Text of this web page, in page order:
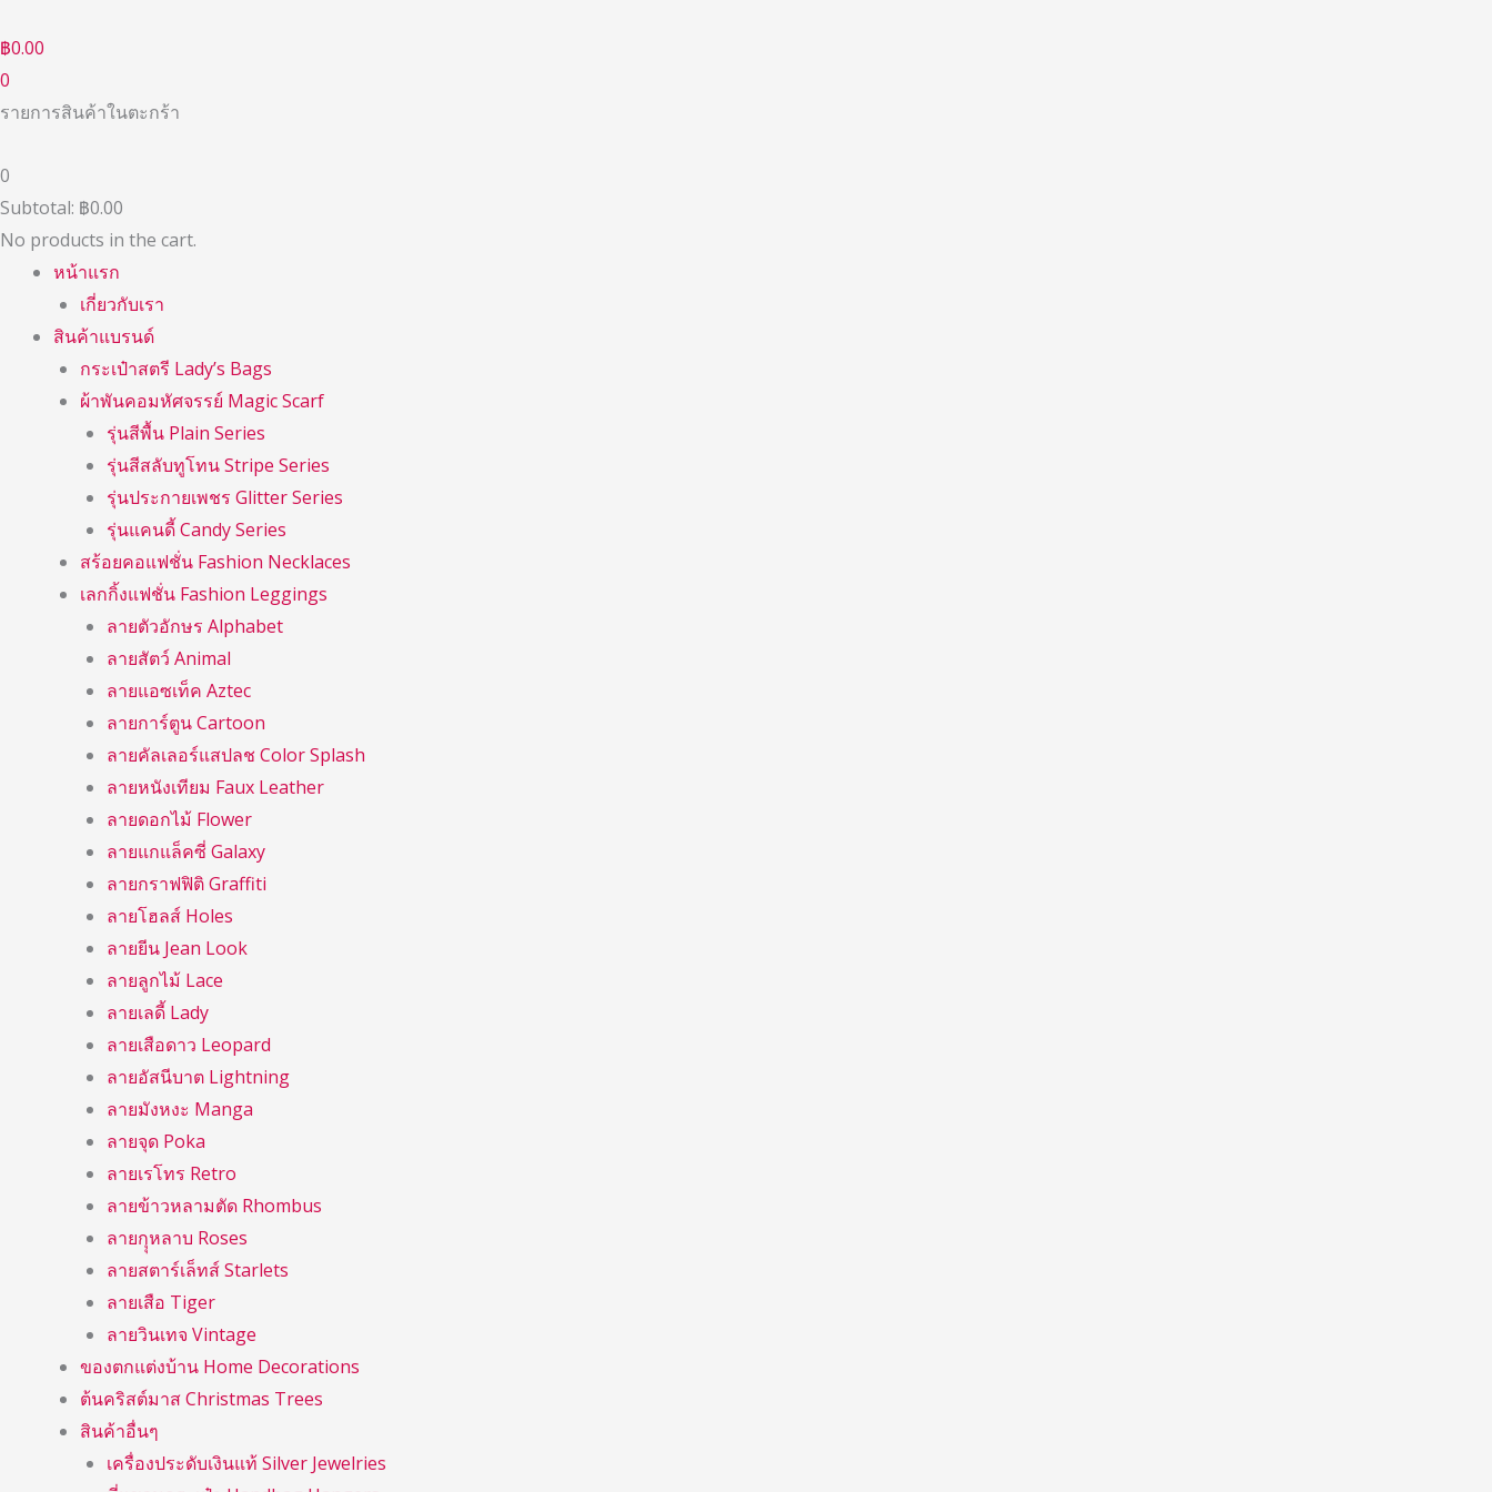
to
content
฿0.00
0
รายการสินค้าในตะกร้า
0
Subtotal: ฿0.00
No products in the cart.
หน้าแรก
เกี่ยวกับเรา
สินค้าแบรนด์
กระเป๋าสตรี Lady’s Bags
ผ้าพันคอมหัศจรรย์ Magic Scarf
รุ่นสีพื้น Plain Series
รุ่นสีสลับทูโทน Stripe Series
รุ่นประกายเพชร Glitter Series
รุ่นแคนดี้ Candy Series
สร้อยคอแฟชั่น Fashion Necklaces
เลกกิ้งแฟชั่น Fashion Leggings
ลายตัวอักษร Alphabet
ลายสัตว์ Animal
ลายแอซเท็ค Aztec
ลายการ์ตูน Cartoon
ลายคัลเลอร์แสปลช Color Splash
ลายหนังเทียม Faux Leather
ลายดอกไม้ Flower
ลายแกแล็คซี่ Galaxy
ลายกราฟฟิติ Graffiti
ลายโฮลส์ Holes
ลายยีน Jean Look
ลายลูกไม้ Lace
ลายเลดี้ Lady
ลายเสือดาว Leopard
ลายอัสนีบาต Lightning
ลายมังหงะ Manga
ลายจุด Poka
ลายเรโทร Retro
ลายข้าวหลามตัด Rhombus
ลายกุุหลาบ Roses
ลายสตาร์เล็ทส์ Starlets
ลายเสือ Tiger
ลายวินเทจ Vintage
ของตกแต่งบ้าน Home Decorations
ต้นคริสต์มาส Christmas Trees
สินค้าอื่นๆ
เครื่องประดับเงินแท้ Silver Jewelries